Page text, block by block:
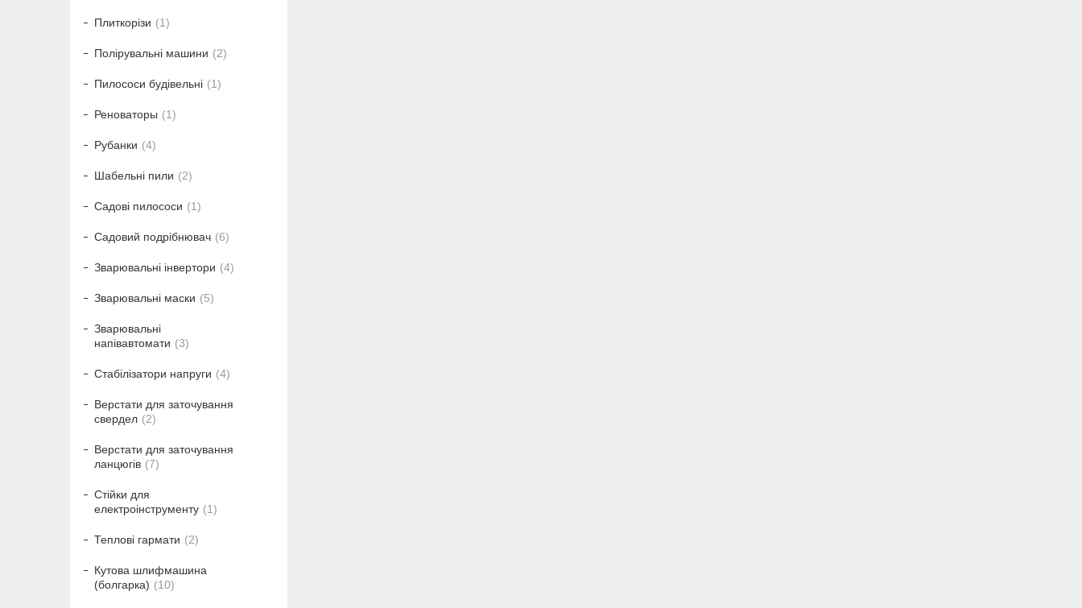
Плиткорізи 1
Полірувальні машини 2
Пилососи будівельні 1
Реноваторы 1
Рубанки 4
Шабельні пили 2
Садові пилососи 1
Садовий подрібнювач 6
Зварювальні інвертори 4
Зварювальні маски 5
Зварювальні
напівавтомати
3
Стабілізатори напруги 4
Верстати для заточування
свердел
2
Верстати для заточування
ланцюгів
7
Стійки для
електроінструменту
1
Теплові гармати 2
Кутова шлифмашина
(болгарка)
10